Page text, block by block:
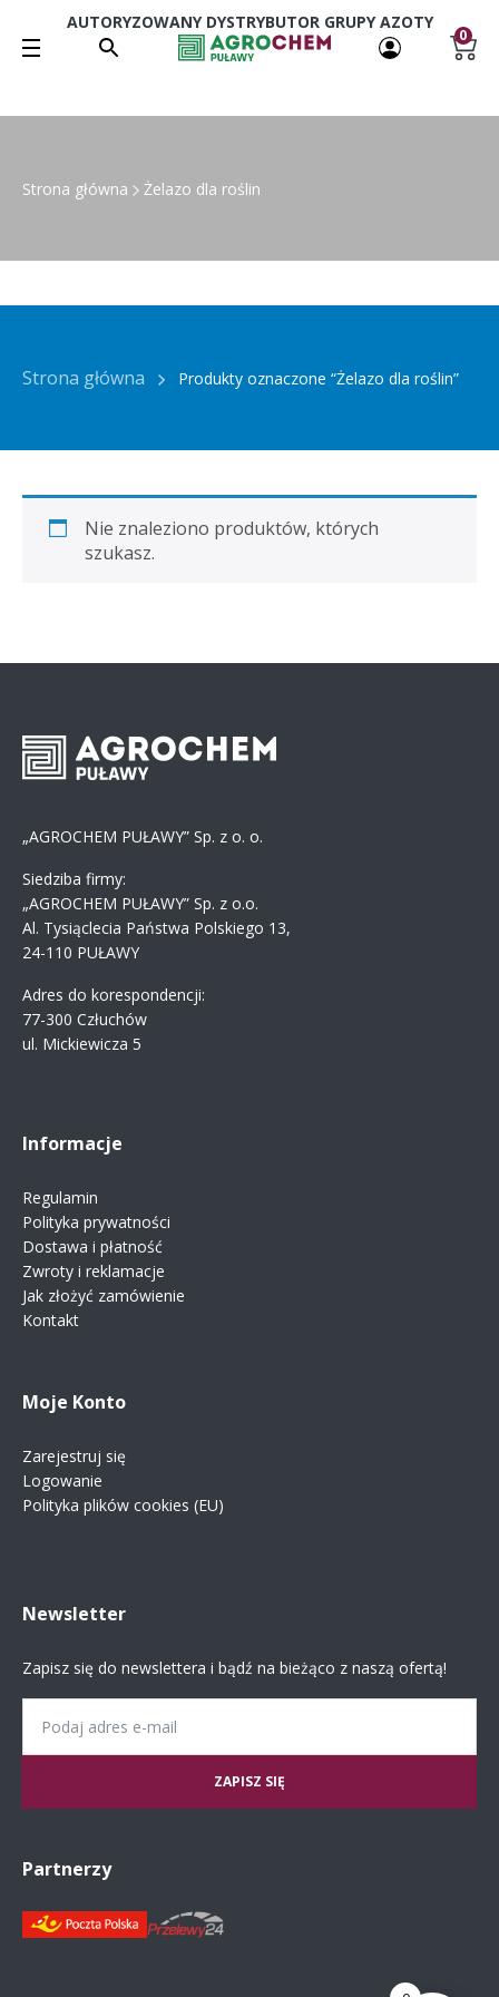
AUTORYZOWANY DYSTRYBUTOR GRUPY AZOTY
0
Strona główna Żelazo dla roślin
Strona główna Produkty oznaczone “Żelazo dla roślin”
Nie znaleziono produktów, których
szukasz.
„AGROCHEM PUŁAWY” Sp. z o. o.
Siedziba firmy:
„AGROCHEM PUŁAWY” Sp. z o.o.
Al. Tysiąclecia Państwa Polskiego 13,
24-110 PUŁAWY
Adres do korespondencji:
77-300 Człuchów
ul. Mickiewicza 5
Informacje
Regulamin
Polityka prywatności
Dostawa i płatność
Zwroty i reklamacje
Jak złożyć zamówienie
Kontakt
Moje Konto
Zarejestruj się
Logowanie
Polityka plików cookies (EU)
Newsletter
Zapisz się do newslettera i bądź na bieżąco z naszą ofertą!
Partnerzy